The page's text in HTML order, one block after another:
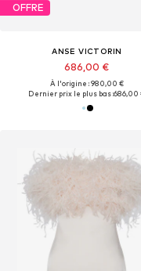
OFFRE
ANSE VICTORIN
686,00 €
À l'origine : 980,00 €
Dernier prix le plus bas :686,00